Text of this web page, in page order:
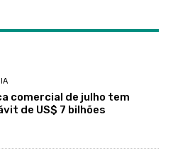
comercial de julho tem
de US$ 7 bilhões